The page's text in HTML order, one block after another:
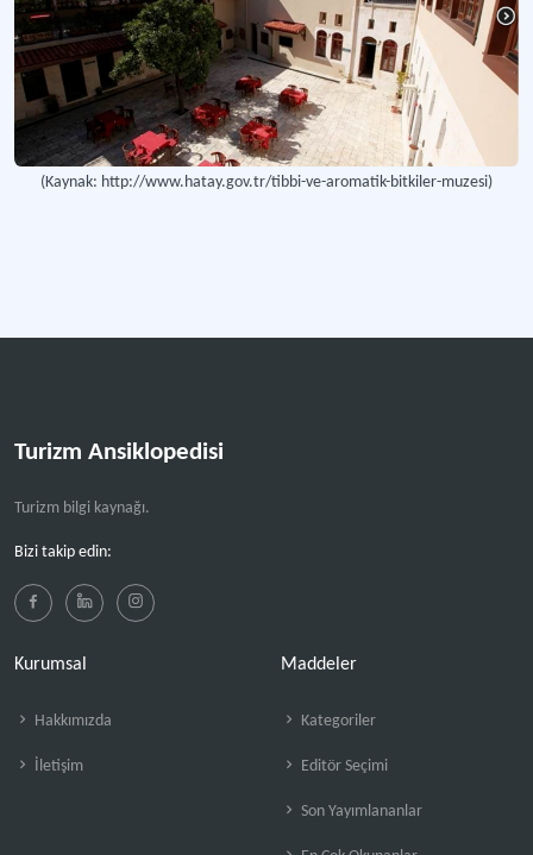
(Kaynak: http://www.hatay.gov.tr/tibbi-ve-aromatik-bitkiler-muzesi)
Turizm Ansiklopedisi
Turizm bilgi kaynağı.
Bizi takip edin:
Kurumsal
Hakkımızda
İletişim
Maddeler
Kategoriler
Editör Seçimi
Son Yayımlananlar